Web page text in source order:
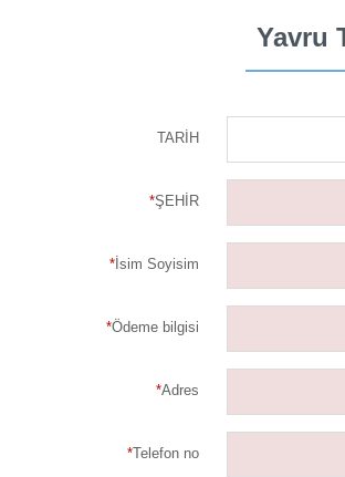
Yavru
TARİH
*ŞEHİR
*İsim Soyisim
*Ödeme bilgisi
*Adres
*Telefon no